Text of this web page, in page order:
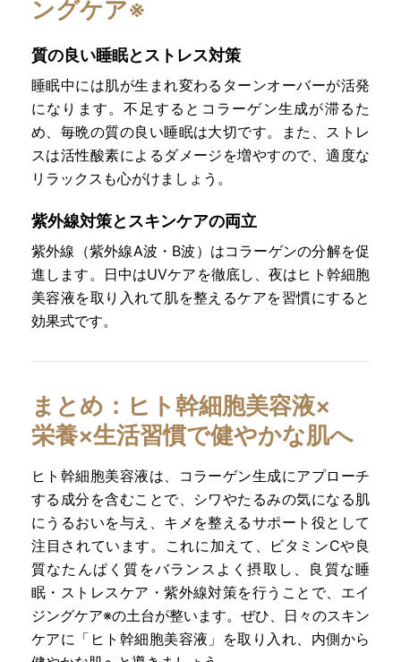
ングケア※
質の良い睡眠とストレス対策
睡眠中には肌が生まれ変わるターンオーバーが活発
になります。不足するとコラーゲン生成が滞るた
め、毎晩の質の良い睡眠は大切です。また、ストレ
スは活性酸素によるダメージを増やすので、適度な
リラックスも心がけましょう。
紫外線対策とスキンケアの両立
紫外線（紫外線A波・B波）はコラーゲンの分解を促
進します。日中はUVケアを徹底し、夜はヒト幹細胞
美容液を取り入れて肌を整えるケアを習慣にすると
効果式です。
まとめ：ヒト幹細胞美容液×
栄養×生活習慣で健やかな肌へ
ヒト幹細胞美容液は、コラーゲン生成にアプローチ
する成分を含むことで、シワやたるみの気になる肌
にうるおいを与え、キメを整えるサポート役として
注目されています。これに加えて、ビタミンCや良
質なたんぱく質をバランスよく摂取し、良質な睡
眠・ストレスケア・紫外線対策を行うことで、エイ
ジングケア※の土台が整います。ぜひ、日々のスキン
ケアに「ヒト幹細胞美容液」を取り入れ、内側から